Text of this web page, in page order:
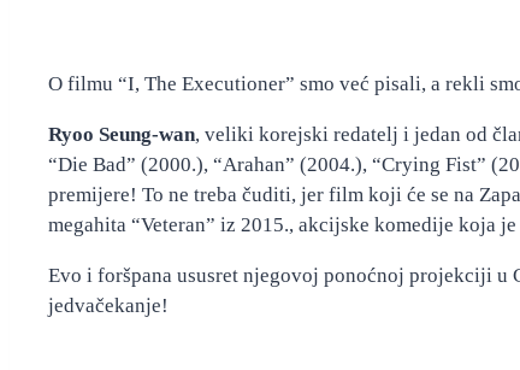
O filmu “I, The Executioner” smo već pisali, a rekli
Ryoo Seung-wan, veliki korejski redatelj i jedan od
“Die Bad” (2000.), “Arahan” (2004.), “Crying Fist”
premijere! To ne treba čuditi, jer film koji će se na
megahita “Veteran” iz 2015., akcijske komedije koja
Evo i foršpana ususret njegovoj ponoćnoj projekciji u
jedvačekanje!